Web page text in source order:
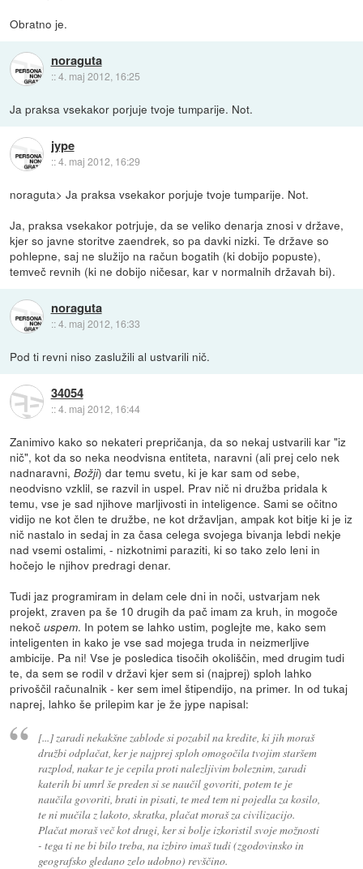
Obratno je.
noraguta
::4. maj 2012, 16:25
Ja praksa vsekakor porjuje tvoje tumparije. Not.
jype
::4. maj 2012, 16:29
noraguta> Ja praksa vsekakor porjuje tvoje tumparije. Not.
Ja, praksa vsekakor potrjuje, da se veliko denarja znosi v države,
kjer so javne storitve zaendrek, so pa davki nizki. Te države so
pohlepne, saj ne služijo na račun bogatih (ki dobijo popuste),
temveč revnih (ki ne dobijo ničesar, kar v normalnih državah bi).
noraguta
::4. maj 2012, 16:33
Pod ti revni niso zaslužili al ustvarili nič.
34054
::4. maj 2012, 16:44
Zanimivo kako so nekateri prepričanja, da so nekaj ustvarili kar "iz
nič", kot da so neka neodvisna entiteta, naravni (ali prej celo nek
nadnaravni,Božji) dar temu svetu, ki je kar sam od sebe,
neodvisno vzklil, se razvil in uspel. Prav nič ni družba pridala k
temu, vse je sad njihove marljivosti in inteligence. Sami se očitno
vidijo ne kot člen te družbe, ne kot državljan, ampak kot bitje ki je iz
nič nastalo in sedaj in za časa celega svojega bivanja lebdi nekje
nad vsemi ostalimi, - nizkotnimi paraziti, ki so tako zelo leni in
hočejo le njihov predragi denar.
Tudi jaz programiram in delam cele dni in noči, ustvarjam nek
projekt, zraven pa še 10 drugih da pač imam za kruh, in mogoče
nekočuspem. In potem se lahko ustim, poglejte me, kako sem
inteligenten in kako je vse sad mojega truda in neizmerljive
ambicije. Pa ni! Vse je posledica tisočih okoliščin, med drugim tudi
te, da sem se rodil v državi kjer sem si (najprej) sploh lahko
privoščil računalnik - ker sem imel štipendijo, na primer. In od tukaj
naprej, lahko še prilepim kar je že jype napisal:
[...] zaradi nekakšne zablode si pozabil na kredite, ki jih moraš
družbi odplačat, ker je najprej sploh omogočila tvojim staršem
razplod, nakar te je cepila proti nalezljivim boleznim, zaradi
katerih bi umrl še preden si se naučil govoriti, potem te je
naučila govoriti, brati in pisati, te med tem ni pojedla za kosilo,
te ni mučila z lakoto, skratka, plačat moraš za civilizacijo.
Plačat moraš več kot drugi, ker si bolje izkoristil svoje možnosti
- tega ti ne bi bilo treba, na izbiro imaš tudi (zgodovinsko in
geografsko gledano zelo udobno) revščino.